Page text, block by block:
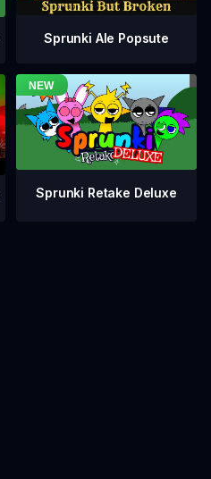
Sprunki Ale Popsute
Sprunki Retake Deluxe